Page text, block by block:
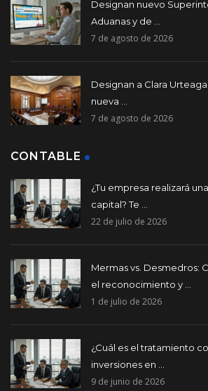
Designan nuevo
Aduanas y de ...
7 de agosto de 2026
Designan a Clara
nueva ...
7 de agosto de 2026
CONTABLE
¿Tu empresa realizará
capital? Te ...
22 de julio de 2026
Mermas vs. Desmedros:
el reconocimiento y ...
1 de julio de 2026
¿Cuál es el tratamiento
inversiones en ...
9 de junio de 2026